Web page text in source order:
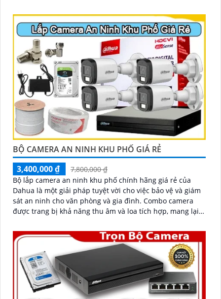
BỘ CAMERA AN NINH KHU PHỐ GIÁ RẺ
3,400,000 ₫
7,800,000 ₫
Bộ lắp camera an ninh khu phố chính hãng giá rẻ của
Dahua là một giải pháp tuyệt vời cho việc bảo vệ và giám
sát an ninh cho văn phòng và gia đình. Combo camera
được trang bị khả năng thu âm và loa tích hợp, mang lại
tương tác